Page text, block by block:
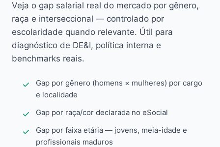
Veja o gap salarial real do mercado por gênero,
raça e interseccional — controlado por
escolaridade quando relevante. Útil para
diagnóstico de DE&I, política interna e
benchmarks reais.
Gap por gênero (homens × mulheres) por cargo
e localidade
Gap por raça/cor declarada no eSocial
Gap por faixa etária — jovens, meia-idade e
profissionais maduros